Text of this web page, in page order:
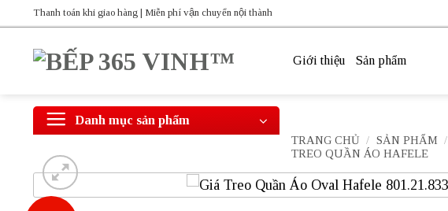
Thanh toán khi giao hàng | Miễn phí vận chuyển nội thành
Giới thiệu Sản phẩm
Danh mục sản phẩm
TRANG CHỦ / SẢN PHẨM /
TREO QUẦN ÁO HAFELE